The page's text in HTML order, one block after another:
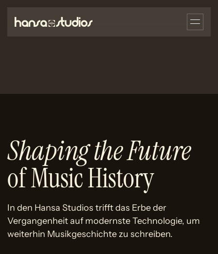
Shaping the Future
of Music History
In den Hansa Studios trifft das Erbe der
Vergangenheit auf modernste Technologie, um
weiterhin Musikgeschichte zu schreiben.